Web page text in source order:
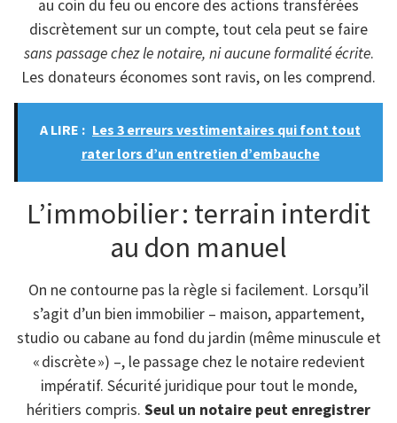
au coin du feu ou encore des actions transférées
discrètement sur un compte, tout cela peut se faire
sans passage chez le notaire, ni aucune formalité écrite.
Les donateurs économes sont ravis, on les comprend.
A LIRE : Les 3 erreurs vestimentaires qui font tout
rater lors d’un entretien d’embauche
L’immobilier : terrain interdit
au don manuel
On ne contourne pas la règle si facilement. Lorsqu’il
s’agit d’un bien immobilier – maison, appartement,
studio ou cabane au fond du jardin (même minuscule et
« discrète ») –, le passage chez le notaire redevient
impératif. Sécurité juridique pour tout le monde,
héritiers compris. Seul un notaire peut enregistrer